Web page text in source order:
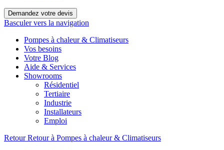
Demandez votre devis
Basculer vers la navigation
Pompes à chaleur & Climatiseurs
Vos besoins
Votre Blog
Aide & Services
Showrooms
Résidentiel
Tertiaire
Industrie
Installateurs
Emploi
Retour Retour à Pompes à chaleur & Climatiseurs